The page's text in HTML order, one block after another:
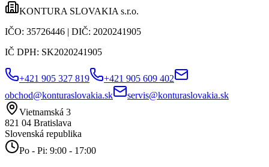
KONTURA SLOVAKIA s.r.o.
IČO: 35726446 | DIČ: 2020241905
IČ DPH: SK2020241905
+421 905 327 819
+421 905 609 402
obchod@konturaslovakia.sk
servis@konturaslovakia.sk
Vietnamská 3
821 04 Bratislava
Slovenská republika
Po - Pi: 9:00 - 17:00